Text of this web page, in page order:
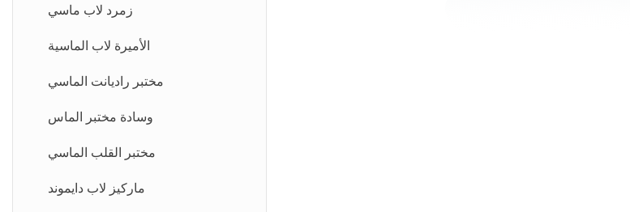
زمرد لاب ماسي
الأميرة لاب الماسية
مختبر راديانت الماسي
وسادة مختبر الماس
مختبر القلب الماسي
ماركيز لاب دايموند